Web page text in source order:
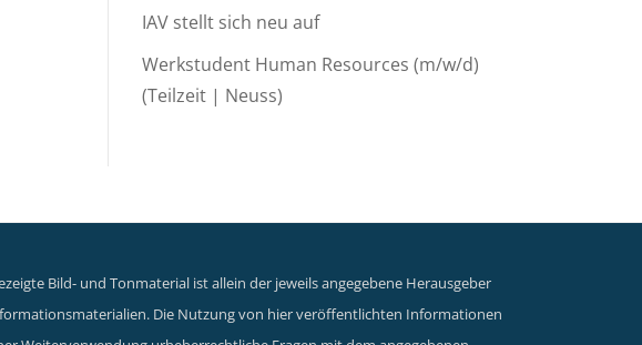
IAV stellt sich neu auf
Werkstudent Human Resources (m/w/d)
(Teilzeit | Neuss)
Bild- und Tonmaterial ist allein der jeweils angegebene Herausgeber
Die Nutzung von hier veröffentlichten Informationen